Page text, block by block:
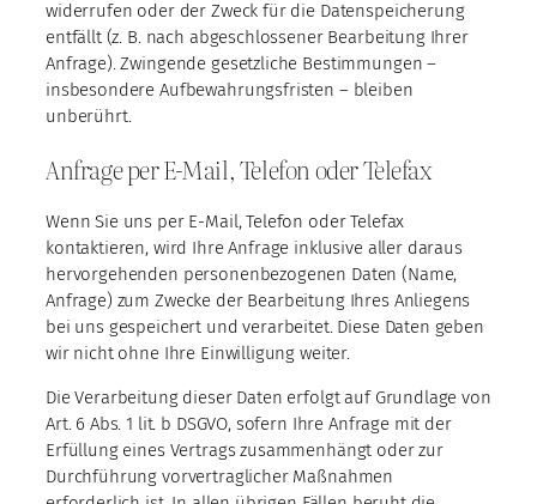
widerrufen oder der Zweck für die Datenspeicherung
entfällt (z. B. nach abgeschlossener Bearbeitung Ihrer
Anfrage). Zwingende gesetzliche Bestimmungen –
insbesondere Aufbewahrungsfristen – bleiben
unberührt.
Anfrage per E-Mail, Telefon oder Telefax
Wenn Sie uns per E-Mail, Telefon oder Telefax
kontaktieren, wird Ihre Anfrage inklusive aller daraus
hervorgehenden personenbezogenen Daten (Name,
Anfrage) zum Zwecke der Bearbeitung Ihres Anliegens
bei uns gespeichert und verarbeitet. Diese Daten geben
wir nicht ohne Ihre Einwilligung weiter.
Die Verarbeitung dieser Daten erfolgt auf Grundlage von
Art. 6 Abs. 1 lit. b DSGVO, sofern Ihre Anfrage mit der
Erfüllung eines Vertrags zusammenhängt oder zur
Durchführung vorvertraglicher Maßnahmen